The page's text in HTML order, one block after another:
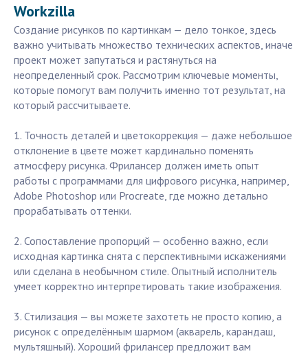
Workzilla
Создание рисунков по картинкам — дело тонкое, здесь
важно учитывать множество технических аспектов, иначе
проект может запутаться и растянуться на
неопределенный срок. Рассмотрим ключевые моменты,
которые помогут вам получить именно тот результат, на
который рассчитываете.
1. Точность деталей и цветокоррекция — даже небольшое
отклонение в цвете может кардинально поменять
атмосферу рисунка. Фрилансер должен иметь опыт
работы с программами для цифрового рисунка, например,
Adobe Photoshop или Procreate, где можно детально
прорабатывать оттенки.
2. Сопоставление пропорций — особенно важно, если
исходная картинка снята с перспективными искажениями
или сделана в необычном стиле. Опытный исполнитель
умеет корректно интерпретировать такие изображения.
3. Стилизация — вы можете захотеть не просто копию, а
рисунок с определённым шармом (акварель, карандаш,
мультяшный). Хороший фрилансер предложит вам